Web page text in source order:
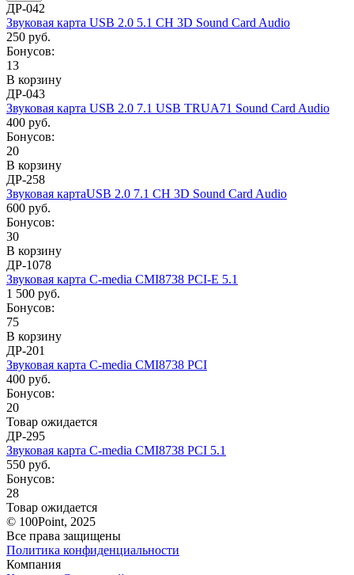
ДР-042
Звуковая карта USB 2.0 5.1 CH 3D Sound Card Audio
250 руб.
Бонусов:
13
В корзину
ДР-043
Звуковая карта USB 2.0 7.1 USB TRUA71 Sound Card Audio
400 руб.
Бонусов:
20
В корзину
ДР-258
Звуковая картаUSB 2.0 7.1 CH 3D Sound Card Audio
600 руб.
Бонусов:
30
В корзину
ДР-1078
Звуковая карта C-media CMI8738 PCI-E 5.1
1 500 руб.
Бонусов:
75
В корзину
ДР-201
Звуковая карта C-media CMI8738 PCI
400 руб.
Бонусов:
20
Товар ожидается
ДР-295
Звуковая карта C-media CMI8738 PCI 5.1
550 руб.
Бонусов:
28
Товар ожидается
© 100Point, 2025
Все права защищены
Политика конфиденциальности
Компания